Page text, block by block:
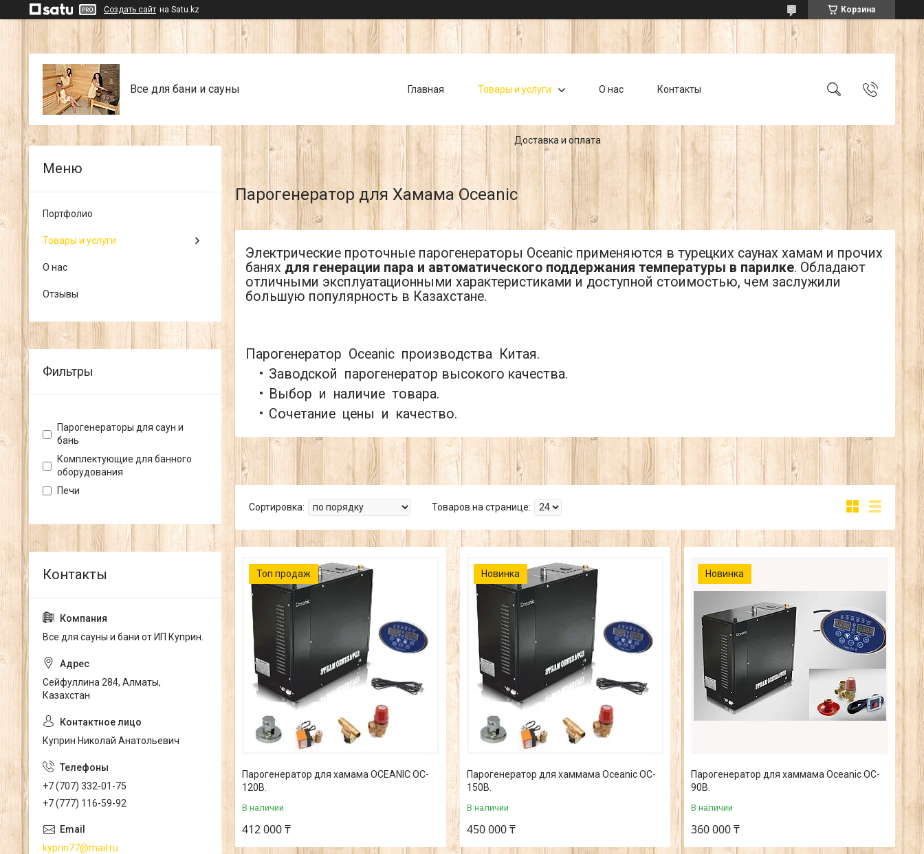
Создать сайт на Satu.kz Корзина
Все для бани и сауны Главная Товары и услуги О нас Контакты
Доставка и оплата
Парогенератор для Хамама Oceanic
Электрические проточные парогенераторы Oceanic применяются в турецких саунах хамам и прочих
банях для генерации пара и автоматического поддержания температуры в парилке. Обладают
отличными эксплуатационными характеристиками и доступной стоимостью, чем заслужили
большую популярность в Казахстане.
Парогенератор Oceanic производства Китая.
Заводской парогенератор высокого качества.
Выбор и наличие товара.
Сочетание цены и качество.
Топ продаж
Парогенератор для хамама OCEANIC OC-
120В.
В наличии
412 000 ₸
Новинка
Парогенератор для хаммама Oceanic OC-
150B.
В наличии
450 000 ₸
Новинка
Парогенератор для хаммама Oceanic OC-
90B.
В наличии
360 000 ₸
Портфолио
Товары и услуги
О нас
Отзывы
Фильтры
Парогенераторы для саун и
бань
Комплектующие для банного
оборудования
Печи
Все для сауны и бани от ИП Куприн.
Сейфуллина 284, Алматы,
Казахстан
Куприн Николай Анатольевич
+7 (707) 332-01-75
+7 (777) 116-59-92
kyprin77@mail.ru